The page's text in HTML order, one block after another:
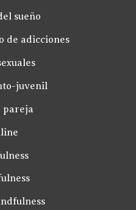
sueño
de adicciones
juvenil
pareja